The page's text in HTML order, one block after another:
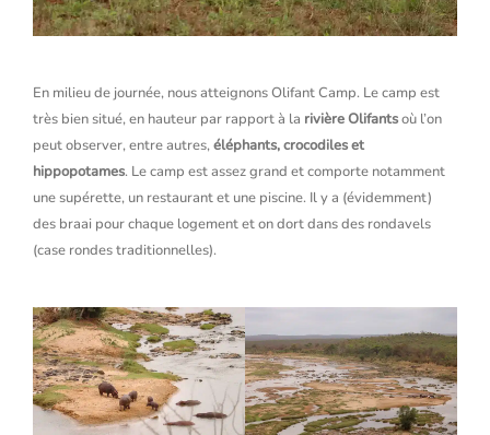
En milieu de journée, nous atteignons Olifant Camp. Le camp est
très bien situé, en hauteur par rapport à la rivière Olifantsoù l’on
peut observer, entre autres,éléphants, crocodiles et
hippopotames. Le camp est assez grand et comporte notamment
une supérette, un restaurant et une piscine. Il y a (évidemment)
des braai pour chaque logement et on dort dans des rondavels
(case rondes traditionnelles).